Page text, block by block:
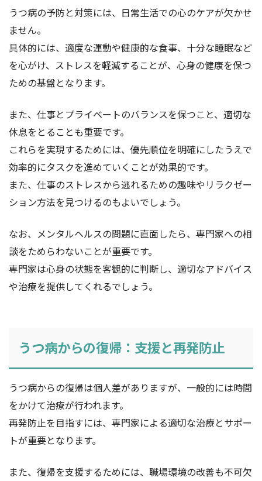
うつ病の予防と対策には、日常生活での心のケアが欠かせ
ません。
具体的には、適度な運動や健康的な食事、十分な睡眠など
を心がけ、ストレスを軽減することが、心身の健康を保つ
ための基盤となります。
また、仕事とプライベートのバランスを保つこと、適切な
休息をとることも重要です。
これらを実現するためには、優先順位を明確にしたうえで
効率的にタスクを進めていくことが効果的です。
また、仕事のストレスから逃れるための趣味やリラクゼー
ション方法を見つけるのもよいでしょう。
なお、メンタルヘルスの問題に直面したら、専門家への相
談をためらわないことが重要です。
専門家は心身の状態を客観的に判断し、適切なアドバイス
や治療を提供してくれるでしょう。
うつ病からの復帰：支援と再発防止
うつ病からの復帰は個人差がありますが、一般的には時間
をかけて治療が行われます。
再発防止を目指すには、専門家による適切な治療とサポー
トが重要となります。
また、復帰を支援するためには、職場環境の改善も不可欠